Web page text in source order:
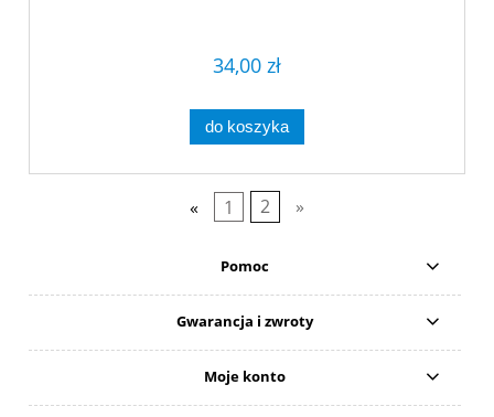
34,00 zł
do koszyka
« 1 2 »
Pomoc
Gwarancja i zwroty
Moje konto